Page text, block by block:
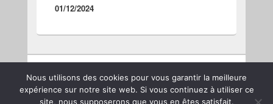
01/12/2024
Copyright © 2026JKCF . Tous droits réservés.Politique de
Nous utilisons des cookies pour vous garantir la meilleure
expérience sur notre site web. Si vous continuez à utiliser ce
site, nous supposerons que vous en êtes satisfait.